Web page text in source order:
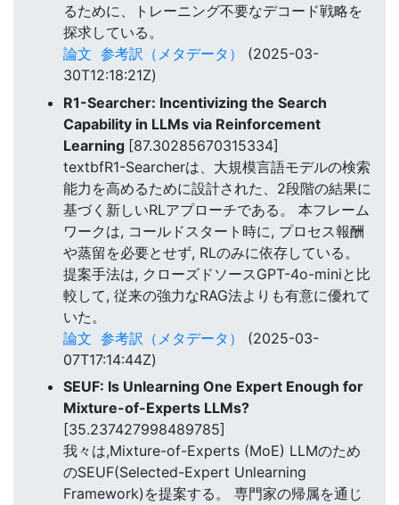
るために、トレーニング不要なデコード戦略を
探求している。
論文 参考訳（メタデータ）
(2025-03-
30T12:18:21Z)
R1-Searcher: Incentivizing the Search
Capability in LLMs via Reinforcement
Learning [87.30285670315334]
textbfR1-Searcherは、大規模言語モデルの検索
能力を高めるために設計された、2段階の結果に
基づく新しいRLアプローチである。 本フレーム
ワークは, コールドスタート時に, プロセス報酬
や蒸留を必要とせず, RLのみに依存している。
提案手法は, クローズドソースGPT-4o-miniと比
較して, 従来の強力なRAG法よりも有意に優れて
いた。
論文 参考訳（メタデータ）
(2025-03-
07T17:14:44Z)
SEUF: Is Unlearning One Expert Enough for
Mixture-of-Experts LLMs?
[35.237427998489785]
我々は,Mixture-of-Experts (MoE) LLMのため
のSEUF(Selected-Expert Unlearning
Framework)を提案する。 専門家の帰属を通じ